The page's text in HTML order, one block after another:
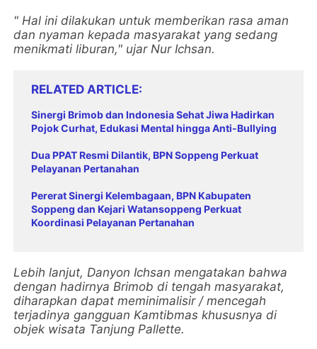
" Hal ini dilakukan untuk memberikan rasa aman
dan nyaman kepada masyarakat yang sedang
menikmati liburan," ujar Nur Ichsan.
RELATED ARTICLE
Sinergi Brimob dan Indonesia Sehat Jiwa Hadirkan
Pojok Curhat, Edukasi Mental hingga Anti-Bullying
Dua PPAT Resmi Dilantik, BPN Soppeng Perkuat
Pelayanan Pertanahan
Pererat Sinergi Kelembagaan, BPN Kabupaten
Soppeng dan Kejari Watansoppeng Perkuat
Koordinasi Pelayanan Pertanahan
Lebih lanjut, Danyon Ichsan mengatakan bahwa
dengan hadirnya Brimob di tengah masyarakat,
diharapkan dapat meminimalisir / mencegah
terjadinya gangguan Kamtibmas khususnya di
objek wisata Tanjung Pallette.